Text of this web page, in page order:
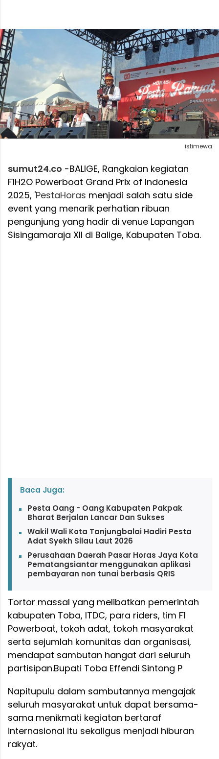
istimewa
sumut24.co -BALIGE, Rangkaian kegiatan
F1H2O Powerboat Grand Prix of Indonesia
2025, 'PestaHoras menjadi salah satu side
event yang menarik perhatian ribuan
pengunjung yang hadir di venue Lapangan
Sisingamaraja XII di Balige, Kabupaten Toba.
Baca Juga:
Pesta Oang - Oang Kabupaten Pakpak
Bharat Berjalan Lancar Dan Sukses
Wakil Wali Kota Tanjungbalai Hadiri Pesta
Adat Syekh Silau Laut 2026
Perusahaan Daerah Pasar Horas Jaya Kota
Pematangsiantar menggunakan aplikasi
pembayaran non tunai berbasis QRIS
Tortor massal yang melibatkan pemerintah
kabupaten Toba, ITDC, para riders, tim F1
Powerboat, tokoh adat, tokoh masyarakat
serta sejumlah komunitas dan organisasi,
mendapat sambutan hangat dari seluruh
partisipan.Bupati Toba Effendi Sintong P
Napitupulu dalam sambutannya mengajak
seluruh masyarakat untuk dapat bersama-
sama menikmati kegiatan bertaraf
internasional itu sekaligus menjadi hiburan
rakyat.